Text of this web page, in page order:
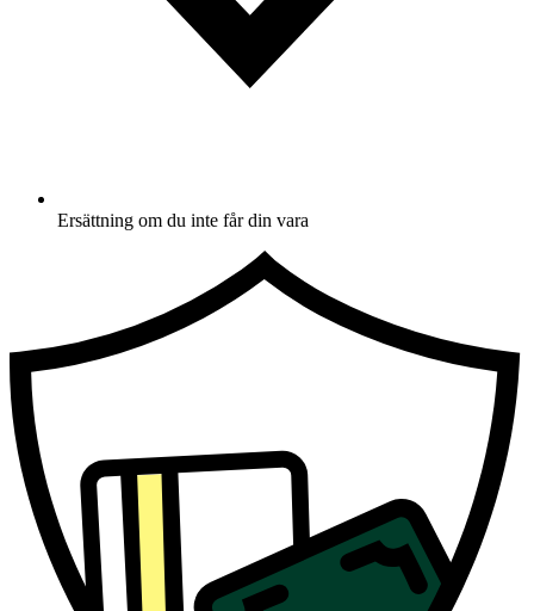
Ersättning om du inte får din vara